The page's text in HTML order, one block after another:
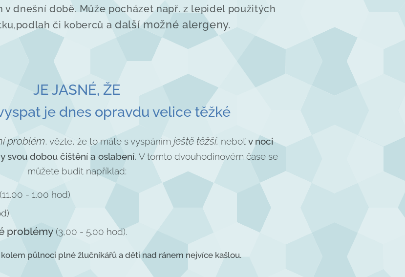
v dnešní době. Může pocházet např. z lepidel použitých
či koberců a další možné alergeny.
JE JASNÉ, ŽE
je dnes opravdu velice těžké
problém, vězte, že to máte s vyspáním ještě těžší, neboť v noci
svou dobou čištění a oslabení. V tomto dvouhodinovém čase se
můžete budit například:
(11.00 - 1.00 hod)
problémy (3,00 - 5.00 hod).
půlnoci plné žlučníkářů a děti nad ránem nejvíce kašlou.